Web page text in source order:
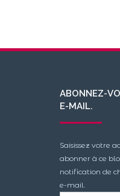
ABONNEZ-
E-MAIL.
Saisissez votre
abonner à ce
notification de
e-mail.